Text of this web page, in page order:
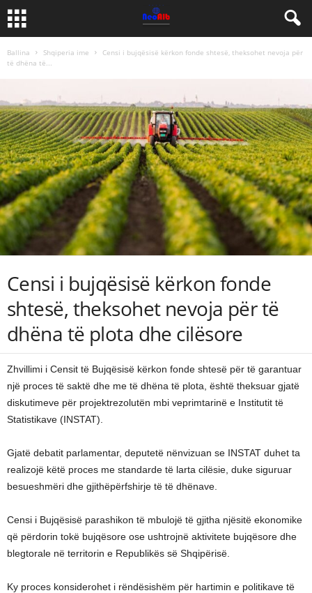
Ballina Shqiperia ime
Censi i bujqësisë kërkon fonde shtesë, theksohet nevoja për
të dhëna të...
Censi i bujqësisë kërkon fonde
shtesë, theksohet nevoja për të
dhëna të plota dhe cilësore
Zhvillimi i Censit të Bujqësisë kërkon fonde shtesë për të garantuar
një proces të saktë dhe me të dhëna të plota, është theksuar gjatë
diskutimeve për projektrezolutën mbi veprimtarinë e Institutit të
Statistikave (INSTAT).
Gjatë debatit parlamentar, deputetë nënvizuan se INSTAT duhet ta
realizojë këtë proces me standarde të larta cilësie, duke siguruar
besueshmëri dhe gjithëpërfshirje të të dhënave.
Censi i Bujqësisë parashikon të mbulojë të gjitha njësitë ekonomike
që përdorin tokë bujqësore ose ushtrojnë aktivitete bujqësore dhe
blegtorale në territorin e Republikës së Shqipërisë.
Ky proces konsiderohet i rëndësishëm për hartimin e politikave të